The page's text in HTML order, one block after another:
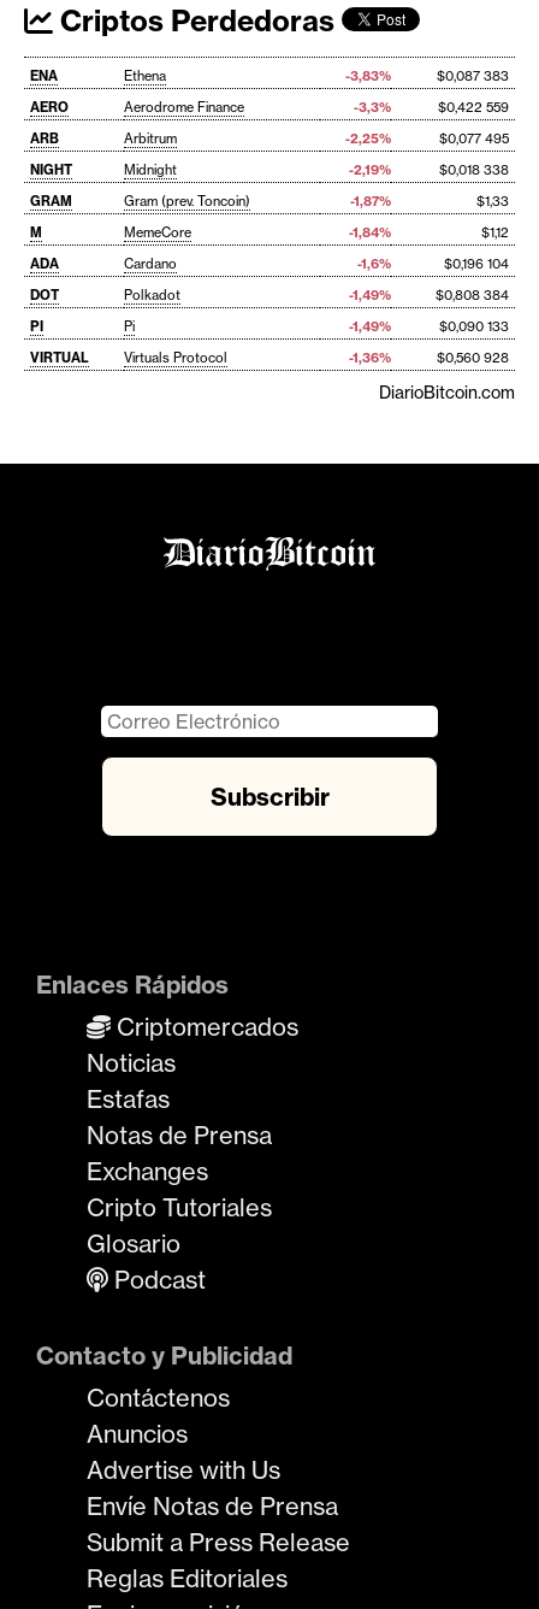
Criptos Perdedoras
ENA Ethena -3,83%
$0,087 383
AERO
Aerodrome Finance -3,3%
$0,422 559
ARB
Arbitrum -2,25%
$0,077 495
NIGHT
Midnight -2,19%
$0,018 338
GRAM
Gram (prev. Toncoin) -1,87%
$1,33
M
MemeCore -1,84%
$1,12
ADA
Cardano -1,6%
$0,196 104
DOT
Polkadot -1,49%
$0,808 384
PI
Pi -1,49%
$0,090 133
VIRTUAL
Virtuals Protocol -1,36% $0,560 928
DiarioBitcoin.com
Enlaces Rápidos
Criptomercados
Noticias
Estafas
Notas de Prensa
Exchanges
Cripto Tutoriales
Glosario
Podcast
Contacto y Publicidad
Contáctenos
Anuncios
Advertise with Us
Envíe Notas de Prensa
Submit a Press Release
Reglas Editoriales